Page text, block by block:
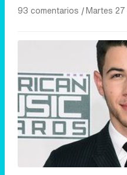
93 comentarios |Martes 27